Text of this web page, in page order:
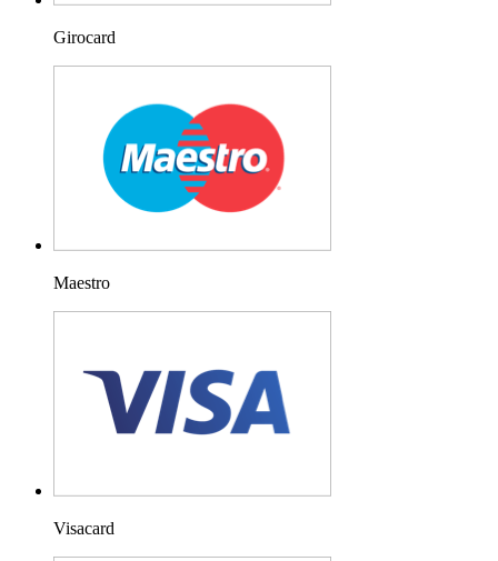
Girocard
Maestro
Visacard